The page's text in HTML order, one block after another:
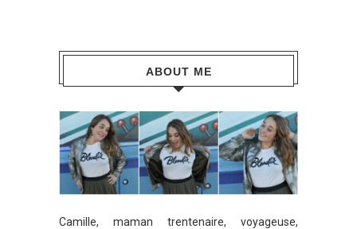
ABOUT ME
Camille, maman trentenaire, voyageuse,